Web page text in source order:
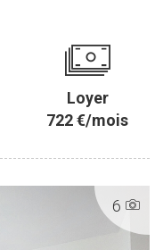
Loyer
722 €/mois
6